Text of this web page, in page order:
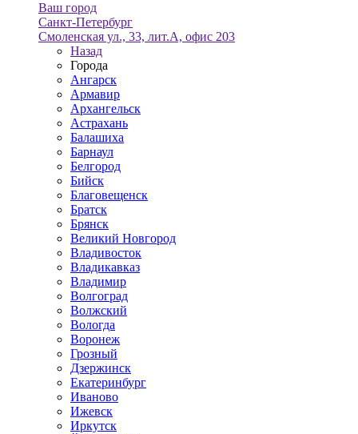
Ваш город
Санкт-Петербург
Смоленская ул., 33, лит.А, офис 203
Назад
Города
Ангарск
Армавир
Архангельск
Астрахань
Балашиха
Барнаул
Белгород
Бийск
Благовещенск
Братск
Брянск
Великий Новгород
Владивосток
Владикавказ
Владимир
Волгоград
Волжский
Вологда
Воронеж
Грозный
Дзержинск
Екатеринбург
Иваново
Ижевск
Иркутск